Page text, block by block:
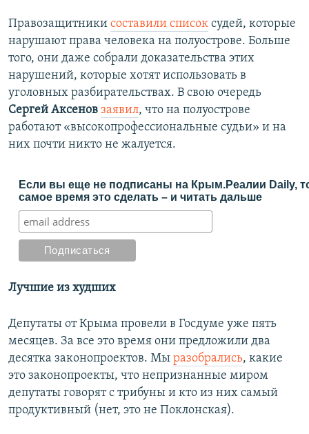
Правозащитники составили список судей, которые
нарушают права человека на полуострове. Больше
того, они даже собрали доказательства этих
нарушений, которые хотят использовать в
уголовных разбирательствах. В свою очередь
Сергей Аксенов заявил, что на полуострове
работают «высокопрофессиональные судьи» и на
них почти никто не жалуется.
Если вы еще не подписаны на Крым.Реалии Daily,
самое время это сделать – и читать дальше
Лучшие из худших
Депутаты от Крыма провели в Госдуме уже пять
месяцев. За все это время они предложили два
десятка законопроектов. Мы разобрались, какие
это законопроекты, что непризнанные миром
депутаты говорят с трибуны и кто из них самый
продуктивный (нет, это не Поклонская).